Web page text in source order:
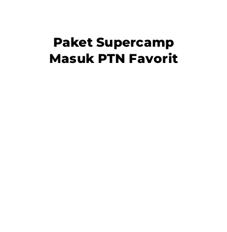
Paket Supercamp
Masuk PTN Favorit